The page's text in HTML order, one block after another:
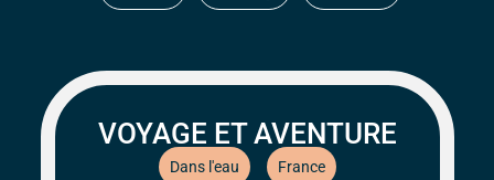
VOYAGE ET AVENTURE
Dans l'eau France